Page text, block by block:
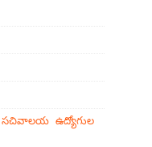
ఉద్యోగుల